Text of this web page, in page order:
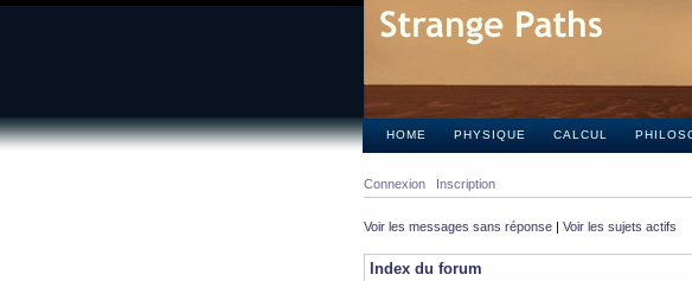
HOME PHYSIQUE CALCUL
Connexion Inscription
Voir les messages sans réponse | Voir les sujets actifs
Index du forum